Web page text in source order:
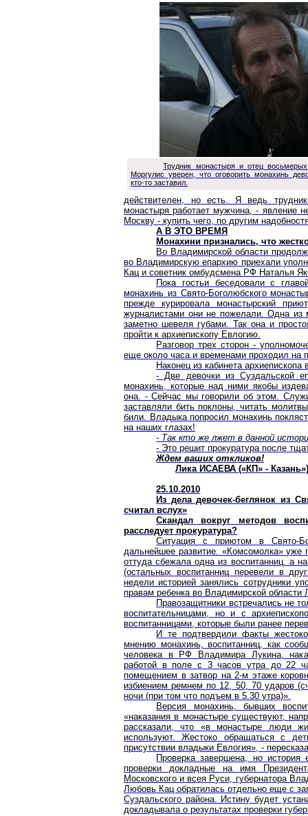
Трудник монастыря и отец
Моргулис уверен, что оговорить монахинь
кто-то заставил.
действителен, но есть. Я ведь
монастыря работает мужчина, - явление
Москву - купить чего, по другим
А В ЭТО ВРЕМЯ
Монахини признались, что
Во Владимирской области
во Владимирскую епархию приехали
Кац и советник омбудсмена РФ Наталья
Пока гостьи беседовали с
монахинь из Свято-Боголюбского
прежде курировала монастырский
журналистами они не пожелали. Одна из
заметно шевеля губами. Так она и
пройти к архиепископу Евлогию.
Разговор трех сторон -
еще около часа и временами проходил на
Наконец из кабинета
- Две девочки из Суздальской
монахинь, которые над ними якобы
она. - Сейчас мы говорили об этом.
заставляли бить поклоны, читать
били. Владыка попросил монахинь
на наших глазах!
- Так кто же лжет в данной
- Это решит прокуратура после
Ждем ваших откликов!
Лика ИСАЕВА («КП» -
25.10.2010
Из дела девочек-беглянок из
считал вслух»
Скандал вокруг методов
расследует прокуратура?
Ситуация с приютом в Свято-
дальнейшее развитие. «Комсомолка» уже
оттуда сбежала одна из воспитанниц, а
(остальных воспитанниц перевели в
недели историей занялись сотрудники
правам ребенка во Владимирской области
Правозащитники встречались не
воспитательницами, но и с
воспитанницами, которые были ранее
И те подтвердили факты
мнению монахинь, воспитанниц, как
человека в РФ Владимира Лукина,
работой в поле с 3 часов утра до 22
помещением в затвор на 2-м этаже
избиением ремнем по 12, 50, 70 ударов
ночи (при том что подъем в 5.30 утра)».
Версия монахинь, бывших
«наказания в монастыре существуют,
рассказали, что «в монастыре люди
используют. Жестоко обращаться с
присутствии владыки Евлогия», -
Проверка завершена, но история
проверки докладные на имя
Московского и всея Руси, губернатора
Любовь Кац обратилась отдельно еще с
Суздальского района. Истину будет
докладывала о результатах проверки